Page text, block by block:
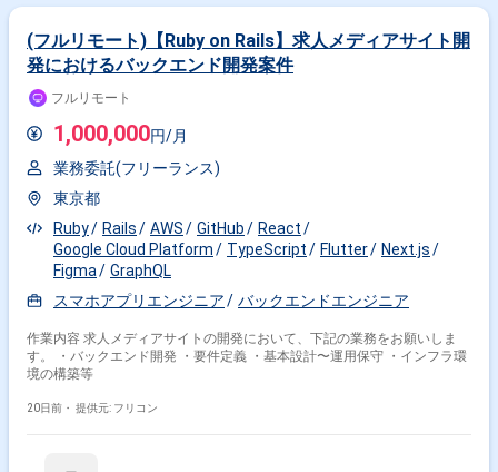
(フルリモート)【Ruby on Rails】求人メディアサイト開
発におけるバックエンド開発案件
フルリモート
1,000,000円/月
業務委託(フリーランス)
東京都
Ruby
Rails AWS GitHub
React
Google Cloud Platform
TypeScript Flutter
Next.js
Figma
GraphQL
スマホアプリエンジニア
バックエンドエンジニア
作業内容 求人メディアサイトの開発において、下記の業務をお願いしま
す。 ・バックエンド開発 ・要件定義 ・基本設計〜運用保守 ・インフラ環
境の構築等
20日前・ 提供元: フリコン
その他開発言語・スキルから探す
TypeScript JavaScript
Next.js
その他の職種から探す
フロントエンドエンジニア
サーバーサイドエンジニア
フルスタックエンジニア
スマホアプリエンジニア